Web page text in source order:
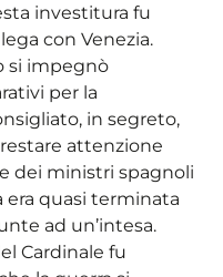
investitura fu
con Venezia.
si impegnò
per la
in segreto,
attenzione
dei ministri spagnoli
era quasi terminata
ad un’intesa.
Cardinale fu